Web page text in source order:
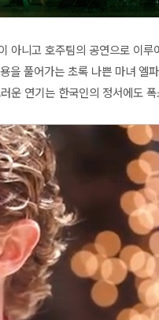
아니고 호주팀의 공연으로 이
을 풀어가는 초록 나쁜 마녀
운 연기는 한국인의 정서에도